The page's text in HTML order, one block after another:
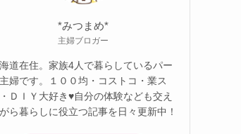
*みつまめ*
主婦ブロガー
道在住。家族4人で暮らしているパー
主婦です。１００均・コストコ・業ス
ＤＩＹ大好き♥自分の体験なども交え
ら暮らしに役立つ記事を日々更新中！